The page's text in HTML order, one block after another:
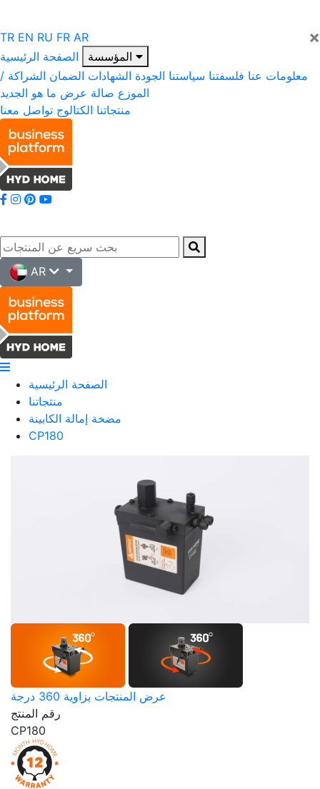
×
TR EN RU FR AR
الصفحة الرئيسية
معلومات عنا فلسفتنا سياستنا الجودة الشهادات الضمان الشراكة /
الموزع صالة عرض ما هو الجديد
منتجاتنا الكتالوج تواصل معنا
AR
الصفحة الرئيسية
منتجاتنا
مضخة إمالة الكابينة
CP180
عرض المنتجات بزاوية 360 درجة
رقم المنتج
CP180